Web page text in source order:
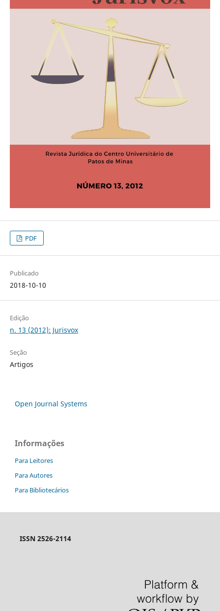
PDF
Publicado
2018-10-10
Edição
n. 13 (2012): Jurisvox
Seção
Artigos
Open Journal Systems
Informações
Para Leitores
Para Autores
Para Bibliotecários
ISSN 2526-2114